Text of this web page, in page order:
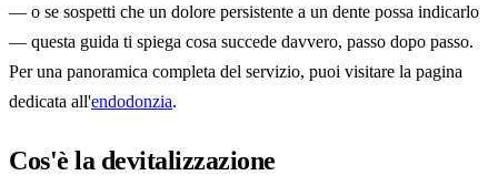
— o se sospetti che un dolore persistente a un dente possa indicarlo
— questa guida ti spiega cosa succede davvero, passo dopo passo.
Per una panoramica completa del servizio, puoi visitare la pagina
dedicata all'endodonzia.
Cos'è la devitalizzazione